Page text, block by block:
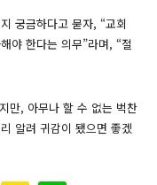
궁금하다고 묻자, “교회
야 한다는 의무”라며, “절
만, 아무나 할 수 없는 벅찬
알려 귀감이 됐으면 좋겠